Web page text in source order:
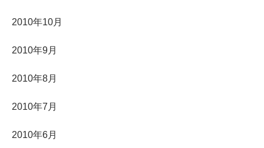
2010年10月
2010年9月
2010年8月
2010年7月
2010年6月